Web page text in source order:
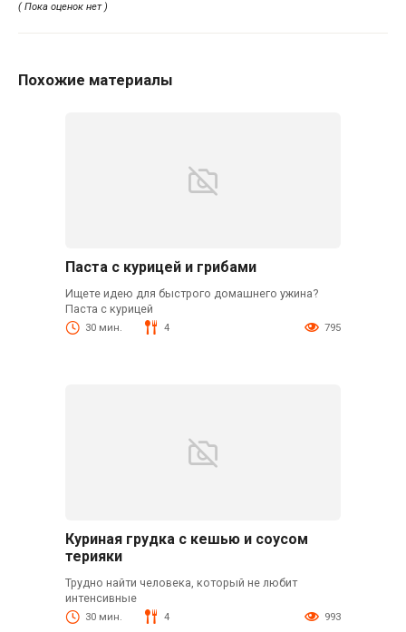
( Пока оценок нет )
Похожие материалы
Паста с курицей и грибами
Ищете идею для быстрого домашнего ужина?
Паста с курицей
30 мин. 4 795
Куриная грудка с кешью и соусом
терияки
Трудно найти человека, который не любит
интенсивные
30 мин. 4 993